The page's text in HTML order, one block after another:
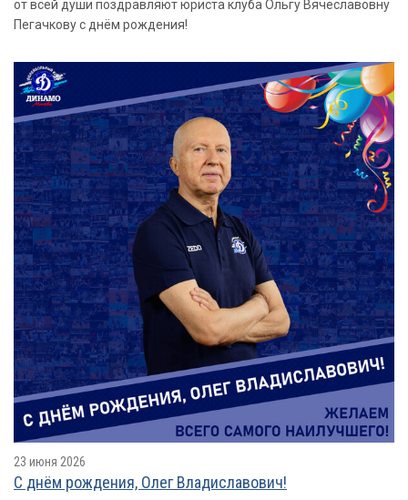
от всей души поздравляют юриста клуба Ольгу Вячеславовну
Пегачкову с днём рождения!
23 июня 2026
С днём рождения, Олег Владиславович!